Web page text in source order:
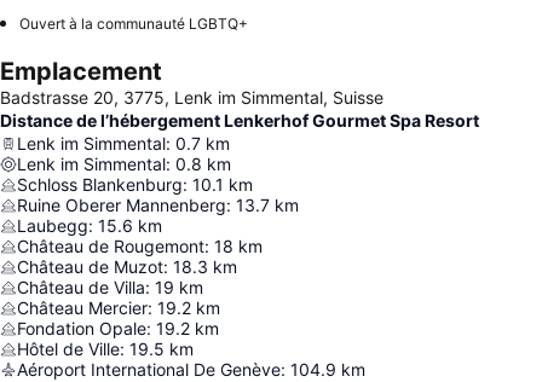
Ouvert à la communauté LGBTQ+
Emplacement
Badstrasse 20, 3775, Lenk im Simmental, Suisse
Distance de l’hébergement Lenkerhof Gourmet Spa Resort
Lenk im Simmental: 0.7 km
Lenk im Simmental: 0.8 km
Schloss Blankenburg: 10.1 km
Ruine Oberer Mannenberg: 13.7 km
Laubegg: 15.6 km
Château de Rougemont: 18 km
Château de Muzot: 18.3 km
Château de Villa: 19 km
Château Mercier: 19.2 km
Fondation Opale: 19.2 km
Hôtel de Ville: 19.5 km
Aéroport International De Genève: 104.9 km